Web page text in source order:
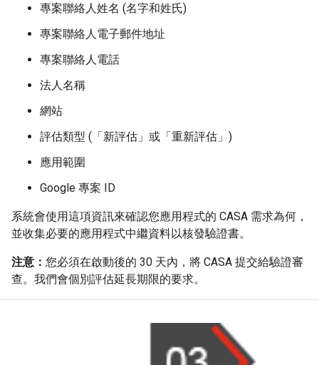
專案聯絡人姓名 (名字和姓氏)
專案聯絡人電子郵件地址
專案聯絡人電話
法人名稱
網站
評估類型 (「新評估」或「重新評估」)
應用範圍
Google 專案 ID
系統會使用這項資訊來確認您應用程式的 CASA 需求為何，
並收集必要的應用程式中繼資料以核發驗證書。
注意： 您必須在啟動後的 30 天內，將 CASA 提交給驗證審
查。我們會個別評估延長期限的要求。